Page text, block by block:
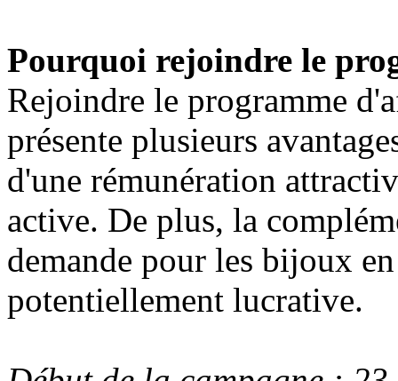
Pourquoi rejoindre le
Rejoindre le programme
présente plusieurs
d'une rémunération
active. De plus, la
demande pour les bijoux
potentiellement lucrative.